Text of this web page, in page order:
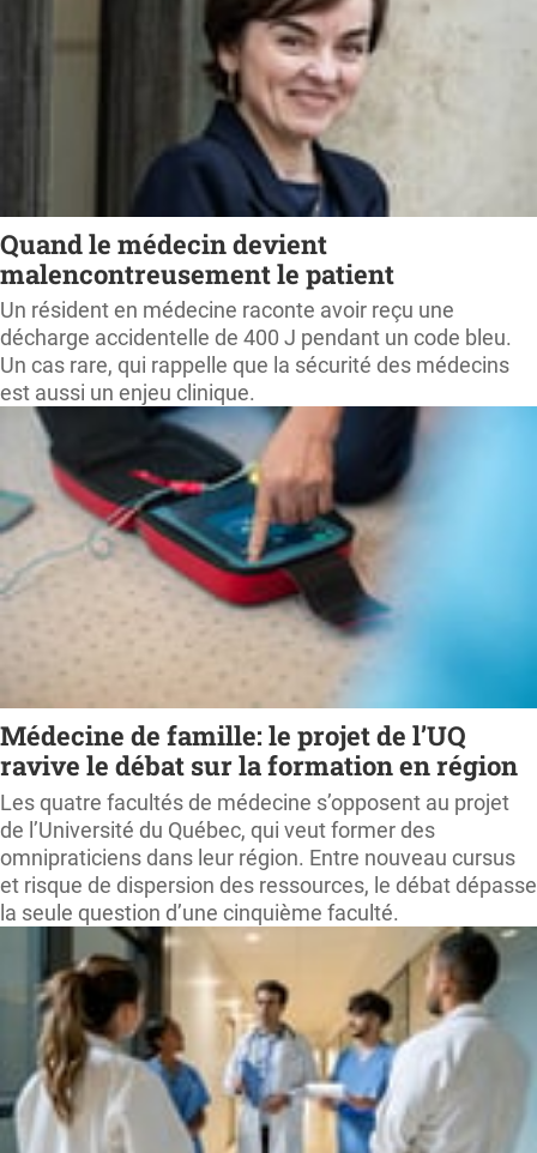
Quand le médecin devient
malencontreusement le patient
Un résident en médecine raconte avoir reçu une
décharge accidentelle de 400 J pendant un code bleu.
Un cas rare, qui rappelle que la sécurité des médecins
est aussi un enjeu clinique.
Médecine de famille: le projet de l’UQ
ravive le débat sur la formation en région
Les quatre facultés de médecine s’opposent au projet
de l’Université du Québec, qui veut former des
omnipraticiens dans leur région. Entre nouveau cursus
et risque de dispersion des ressources, le débat dépasse
la seule question d’une cinquième faculté.